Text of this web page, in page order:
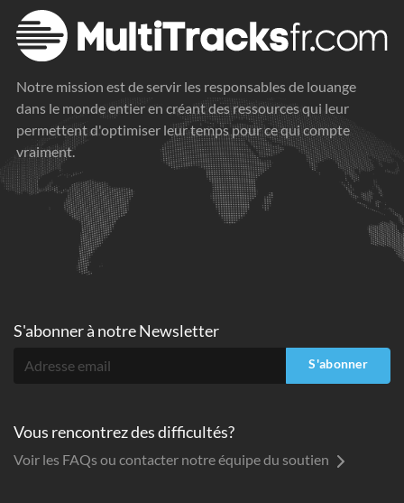
Notre mission est de servir les responsables de louange
dans le monde entier en créant des ressources qui leur
permettent d'optimiser leur temps pour ce qui compte
vraiment.
S'abonner à notre Newsletter
S'abonner
Vous rencontrez des difficultés?
Voir les FAQs ou contacter notre équipe du soutien